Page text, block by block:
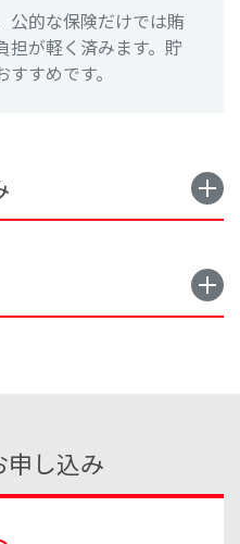
公的な保険だけでは賄
担が軽く済みます。貯
すめです。
申し込み